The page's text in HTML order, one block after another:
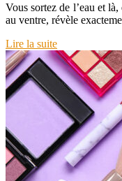
Vous sortez de l’eau et
au ventre, révèle
Lire la suite